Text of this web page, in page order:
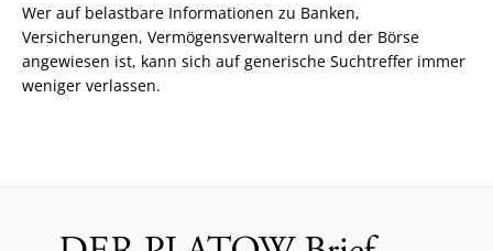
Wer auf belastbare Informationen zu Banken,
Versicherungen, Vermögensverwaltern und der Börse
angewiesen ist, kann sich auf generische Suchtreffer immer
weniger verlassen.